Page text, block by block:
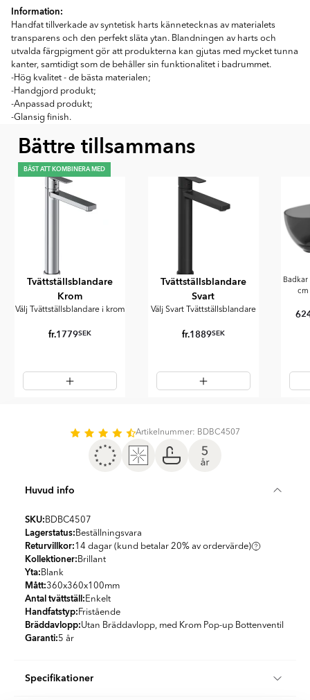
Information:
Handfat tillverkade av syntetisk harts kännetecknas av materialets
transparens och den perfekt släta ytan. Blandningen av harts och
utvalda färgpigment gör att produkterna kan gjutas med mycket tunna
kanter, samtidigt som de behåller sin funktionalitet i badrummet.
-Hög kvalitet - de bästa materialen;
-Handgjord produkt;
-Anpassad produkt;
-Glansig finish.
Bättre tillsammans
BÄST ATT KOMBINERA MED
Tvättställsblandare
Krom
Välj Tvättställsblandare i krom
fr.1779SEK
Tvättställsblandare
Svart
Välj Svart Tvättställsblandare
fr.1889SEK
Badkar
cm
Artikelnummer: BDBC4507
Huvud info
SKU: BDBC4507
Lagerstatus: Beställningsvara
Returvillkor:14 dagar (kund betalar 20% av ordervärde)
Kollektioner: Brillant
Yta: Blank
Mått:360x360x100mm
Antal tvättställ: Enkelt
Handfatstyp: Fristående
Bräddavlopp:Utan Bräddavlopp, med Krom Pop-up Bottenventil
Garanti:5 år
Specifikationer